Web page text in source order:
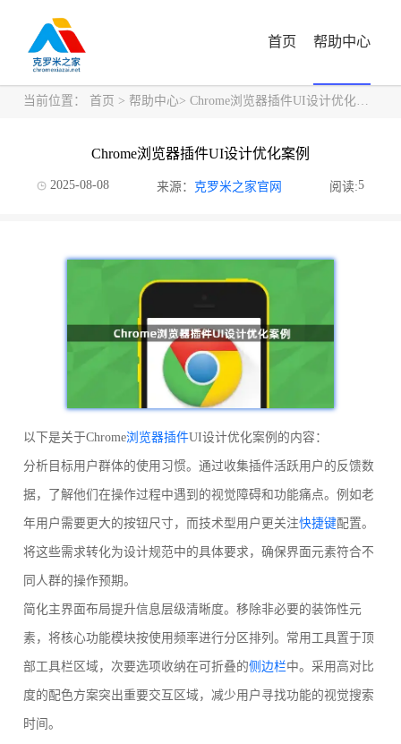
首页 帮助中心
当前位置： 首页 > 帮助中心> Chrome浏览器插件UI设计优化案例
Chrome浏览器插件UI设计优化案例
2025-08-08 来源： 克罗米之家官网 阅读:5
以下是关于Chrome浏览器插件UI设计优化案例的内容：
分析目标用户群体的使用习惯。通过收集插件活跃用户的反馈数
据，了解他们在操作过程中遇到的视觉障碍和功能痛点。例如老
年用户需要更大的按钮尺寸，而技术型用户更关注快捷键配置。
将这些需求转化为设计规范中的具体要求，确保界面元素符合不
同人群的操作预期。
简化主界面布局提升信息层级清晰度。移除非必要的装饰性元
素，将核心功能模块按使用频率进行分区排列。常用工具置于顶
部工具栏区域，次要选项收纳在可折叠的侧边栏中。采用高对比
度的配色方案突出重要交互区域，减少用户寻找功能的视觉搜索
时间。